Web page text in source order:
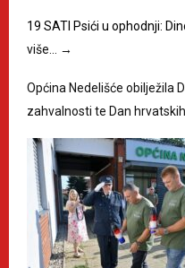
19 SATI Psići u ophodnji:
više… →
Općina Nedelišće obilježila
zahvalnosti te Dan